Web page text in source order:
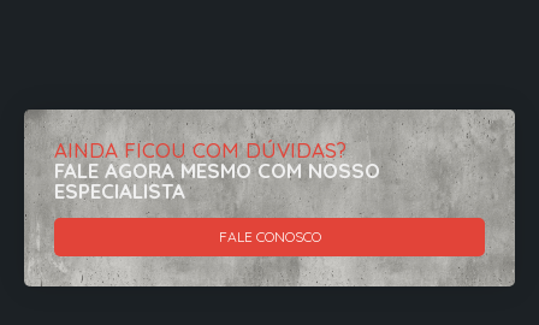
AINDA FICOU COM DÚVIDAS?
FALE AGORA MESMO COM NOSSO
ESPECIALISTA
FALE CONOSCO